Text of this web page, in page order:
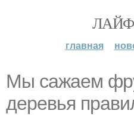
главная
Мы сажаем
деревья